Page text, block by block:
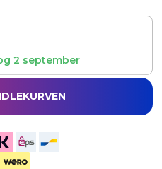
2 september